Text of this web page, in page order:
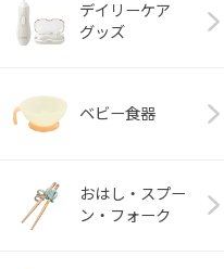
デイリーケア
グッズ
ベビー食器
おはし・スプー
ン・フォーク